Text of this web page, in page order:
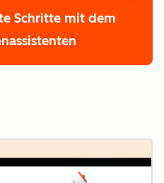
Schritte mit dem